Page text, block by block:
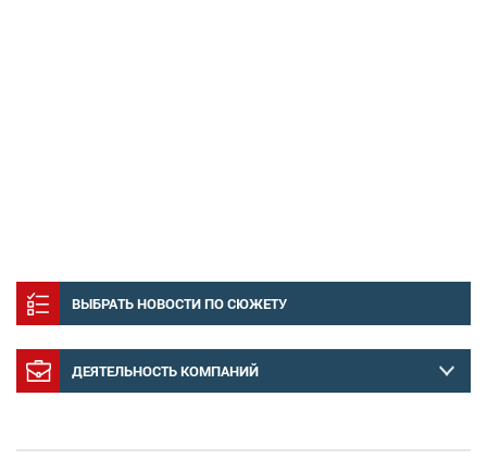
ВЫБРАТЬ НОВОСТИ ПО СЮЖЕТУ
ДЕЯТЕЛЬНОСТЬ КОМПАНИЙ